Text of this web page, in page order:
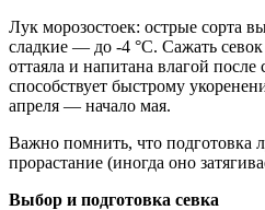
Лук морозостоек: острые сорта
сладкие — до -4 °C. Сажать севок
оттаяла и напитана влагой после
способствует быстрому
апреля — начало мая.
Важно помнить, что подготовка
прорастание (иногда оно
Выбор и подготовка севка